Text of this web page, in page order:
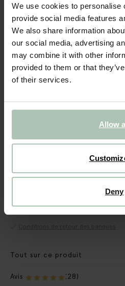
We use cookies to personalise
provide social media features
We also share information
our social media, advertising
may combine it with other
provided to them or that
of their services.
Allow
Deny
en taille XL (3,5 places). Le canapé
canapé dispose de deux parties
méridienne. La méridienne se situe à
1 Choisir le modèle: 3,5 places
2 Choisir le tissu
3 Choose additional
AJOUTER AU
Garantie CBW
Nous préparons le banc pour qu'il
Tout sur ce produit
Avis (28)